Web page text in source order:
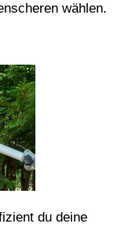
wählen.
du deine